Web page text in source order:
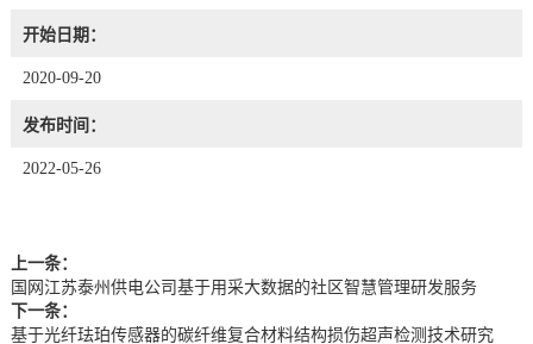
开始日期：
2020-09-20
发布时间：
2022-05-26
上一条：
国网江苏泰州供电公司基于用采大数据的社区智慧管理研发服务
下一条：
基于光纤珐珀传感器的碳纤维复合材料结构损伤超声检测技术研究